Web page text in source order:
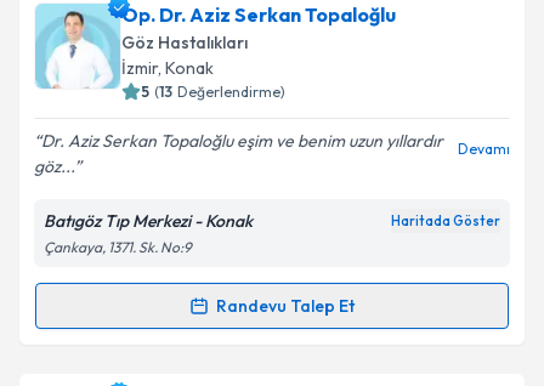
Uzm. Dr. Arzu Görgülü Eraslaniçin randevu takvimi
talebi oluşturun. Size bu uzmandan randevu almanız
için bir takvim hazırlandığında e-posta ile
bilgilendireceğiz.
E-posta Adresiniz
Kişisel verilerimin işlenmesine ilişkin
Metni'ni okudum ve kişisel verilerimin belirtilen
kapsamda işlenmesini kabul ediyorum.
Op. Dr. Aziz Serkan Topaloğlu
Göz Hastalıkları
İzmir, Konak
5 (13 Değerlendirme)
Dr. Aziz Serkan Topaloğlu eşim ve benim uzun yıllardır
göz...
Devamı
Batıgöz Tıp Merkezi - Konak Haritada Göster
Çankaya, 1371. Sk. No:9
Randevu Talep Et
Randevu Takvimi Talebi